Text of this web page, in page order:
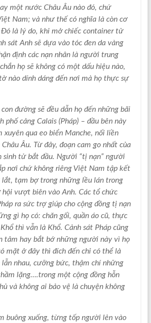
một nước Châu Âu nào đó, chứ
Nam; và như thế có nghĩa là còn cơ
là lý do, khi mở chiếc container tử
sát Anh sẽ dựa vào tóc đen da vàng
định các nạn nhân là người trung
họ sẽ không có một dấu hiệu nào,
nào dính dáng đến nơi mà họ thực sự
đường sẽ đều dẫn họ đến những bãi
phố cảng Calais (Pháp) – đầu bên này
xuyên qua eo biển Manche, nối liền
Âu. Từ đây, đoạn cam go nhất của
sinh tử bắt đầu. Người “tị nạn” người
nơi chứ không riêng Việt Nam tập kết
lắt, tạm bợ trong những lều lán trong
hội vượt biên vào Anh. Các tổ chức
ra sức trợ giúp cho cộng đồng tị nạn
gì họ có: chăn gối, quần áo cũ, thực
thì vẫn là Khổ. Cảnh sát Pháp cũng
tâm hay bắt bớ những người này vì họ
mặt ở đây thì đích đến chỉ có thể là
lẫn nhau, cưỡng bức, thậm chí những
lặng….trong một cộng đồng hỗn
và không ai bảo vệ là chuyện không
buông xuống, từng tốp người lẻn vào